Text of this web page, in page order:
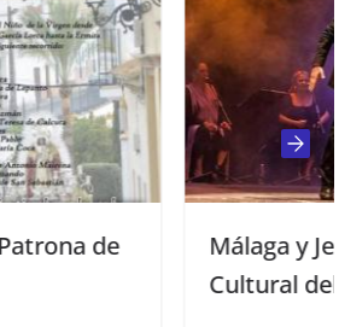
y Jerez en la Semana